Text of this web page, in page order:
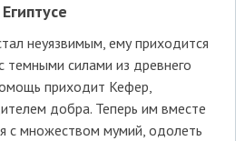
неуязвимым, ему приходится
темными силами из древнего
приходит Кефер,
добра. Теперь им вместе
с множеством мумий, одолеть